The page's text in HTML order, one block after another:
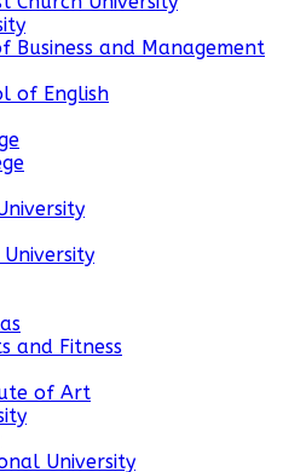
Business and Management
of English
and Fitness
of Art
University